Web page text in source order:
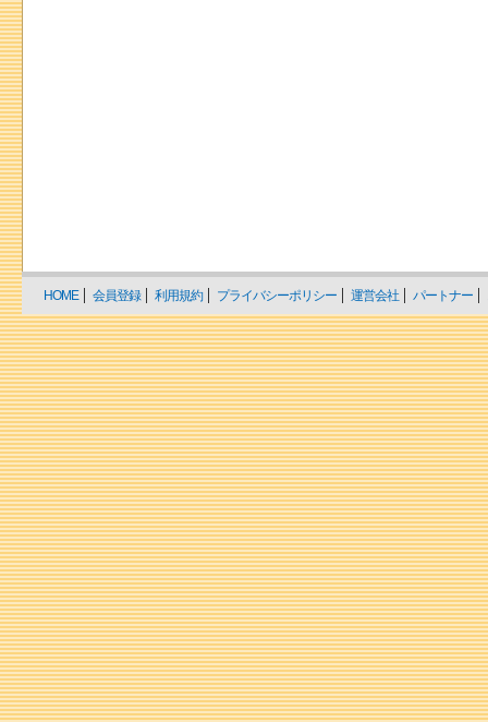
HOME 会員登録 利用規約 プライバシーポリシー 運営会社 パートナー